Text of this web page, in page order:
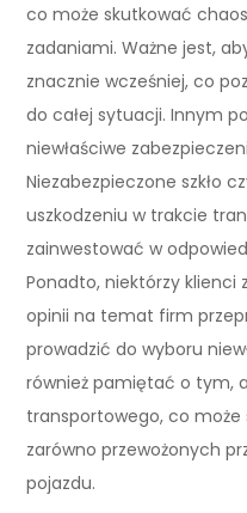
co może skutkować
zadaniami. Ważne jest,
znacznie wcześniej, co
do całej sytuacji. Innym
niewłaściwe
Niezabezpieczone szkło
uszkodzeniu w trakcie
zainwestować w
Ponadto, niektórzy klienci
opinii na temat firm
prowadzić do wyboru
również pamiętać o tym,
transportowego, co
zarówno przewożonych
pojazdu.